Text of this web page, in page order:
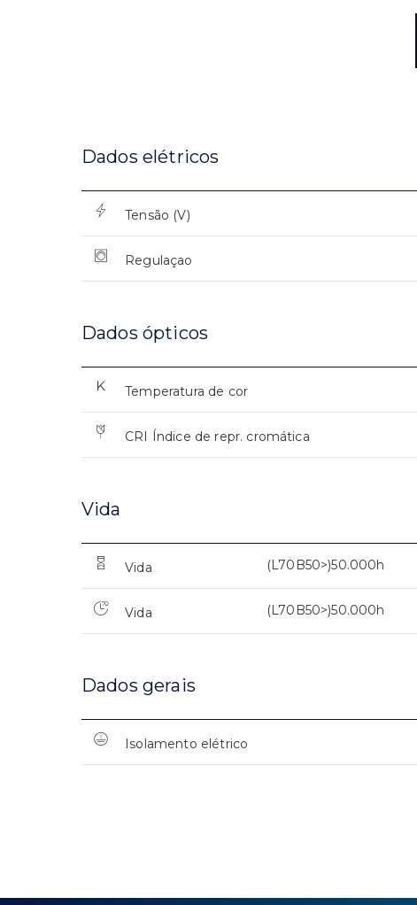
Dados elétricos
Tensão (V)
Regulaçao
Dados ópticos
Temperatura de cor
CRI Índice de repr. cromática
Vida
Vida (L70B50>)50.000h
Vida (L70B50>)50.000h
Dados gerais
Isolamento elétrico